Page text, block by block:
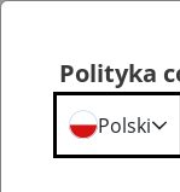
Polityka
Polski